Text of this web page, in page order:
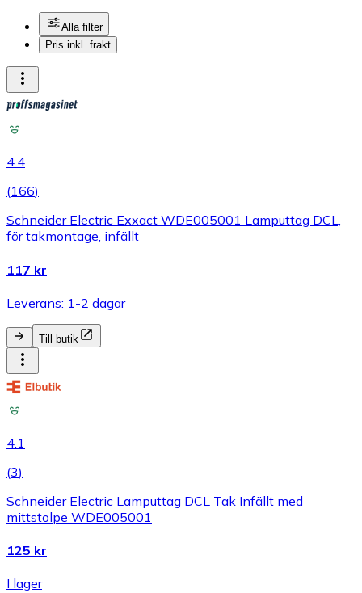
Alla filter
Pris inkl. frakt
4.4
(166)
Schneider Electric Exxact WDE005001 Lamputtag DCL,
för takmontage, infällt
117 kr
Leverans: 1-2 dagar
Till butik
4.1
(3)
Schneider Electric Lamputtag DCL Tak Infällt med
mittstolpe WDE005001
125 kr
I lager